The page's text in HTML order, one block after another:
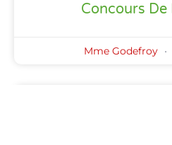
Concours De
Mme Godefroy